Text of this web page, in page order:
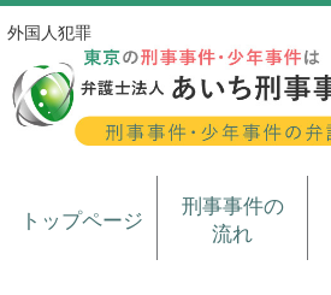
外国人犯罪
トップページ
刑事事件の
流れ